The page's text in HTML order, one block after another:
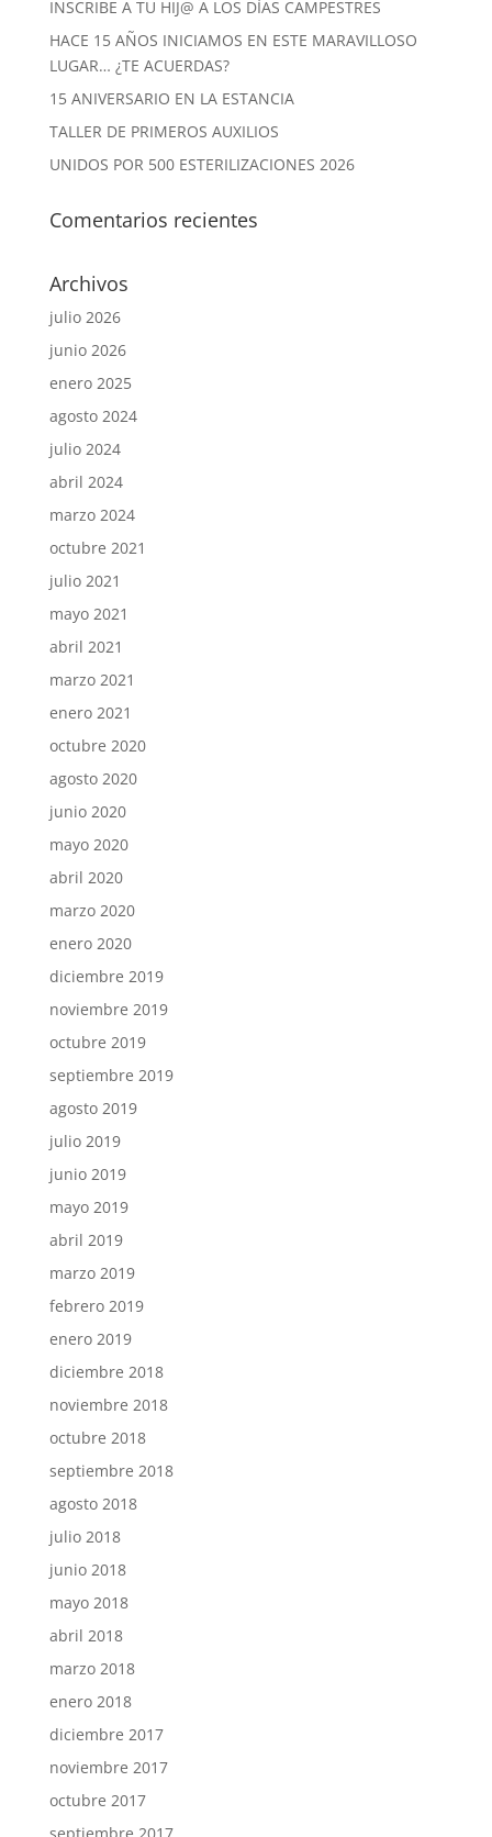
INSCRIBE A TU HIJ@ A LOS DÍAS CAMPESTRES
HACE 15 AÑOS INICIAMOS EN ESTE MARAVILLOSO
LUGAR… ¿TE ACUERDAS?
15 ANIVERSARIO EN LA ESTANCIA
TALLER DE PRIMEROS AUXILIOS
UNIDOS POR 500 ESTERILIZACIONES 2026
Comentarios recientes
Archivos
julio 2026
junio 2026
enero 2025
agosto 2024
julio 2024
abril 2024
marzo 2024
octubre 2021
julio 2021
mayo 2021
abril 2021
marzo 2021
enero 2021
octubre 2020
agosto 2020
junio 2020
mayo 2020
abril 2020
marzo 2020
enero 2020
diciembre 2019
noviembre 2019
octubre 2019
septiembre 2019
agosto 2019
julio 2019
junio 2019
mayo 2019
abril 2019
marzo 2019
febrero 2019
enero 2019
diciembre 2018
noviembre 2018
octubre 2018
septiembre 2018
agosto 2018
julio 2018
junio 2018
mayo 2018
abril 2018
marzo 2018
enero 2018
diciembre 2017
noviembre 2017
octubre 2017